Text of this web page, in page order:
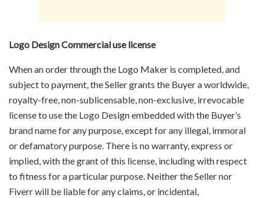
Logo Design Commercial use license
When an order through the Logo Maker is completed, and
subject to payment, the Seller grants the Buyer a worldwide,
royalty-free, non-sublicensable, non-exclusive, irrevocable
license to use the Logo Design embedded with the Buyer’s
brand name for any purpose, except for any illegal, immoral
or defamatory purpose. There is no warranty, express or
implied, with the grant of this license, including with respect
to fitness for a particular purpose. Neither the Seller nor
Fiverr will be liable for any claims, or incidental,